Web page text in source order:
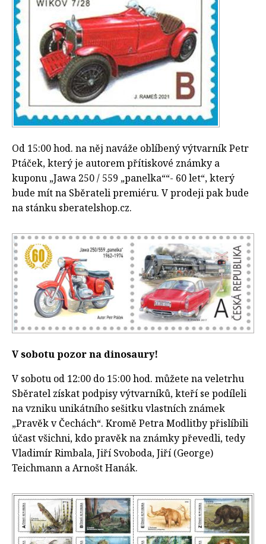
Od 15:00 hod. na něj naváže oblíbený výtvarník Petr
Ptáček, který je autorem přítiskové známky a
kuponu „Jawa 250 / 559 „panelka““- 60 let“, který
bude mít na Sběrateli premiéru. V prodeji pak bude
na stánku sberatelshop.cz.
V sobotu pozor na dinosaury!
V sobotu od 12:00 do 15:00 hod. můžete na veletrhu
Sběratel získat podpisy výtvarníků, kteří se podíleli
na vzniku unikátního sešitku vlastních známek
„Pravěk v Čechách“. Kromě Petra Modlitby přislíbili
účast všichni, kdo pravěk na známky převedli, tedy
Vladimír Rimbala, Jiří Svoboda, Jiří (George)
Teichmann a Arnošt Hanák.